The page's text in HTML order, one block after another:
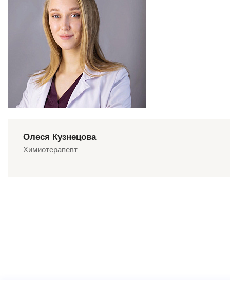
Олеся Кузнецова
Химиотерапевт